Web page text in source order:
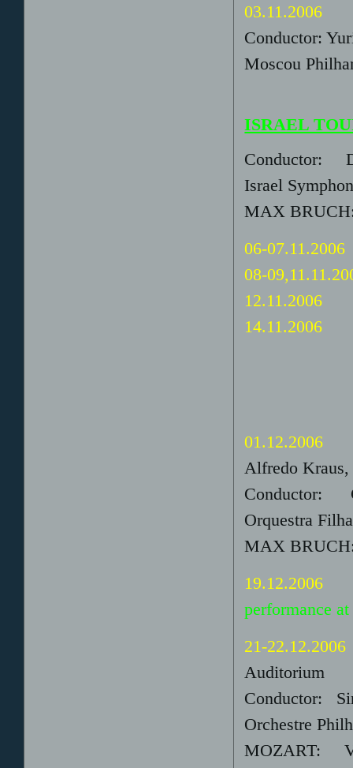
03.11.2006
Conductor:
Moscou
ISRAEL
Conductor:
Israel
MAX
06-07.11.2006
08-
12.11.2006
14.11.2006
01.12.2006
Alfredo Kraus,
Conductor:
Orquestra
MAX
19.12.2006
performance
21-22.12.2006
Auditorium
Conductor:
Orchestre
MOZART: